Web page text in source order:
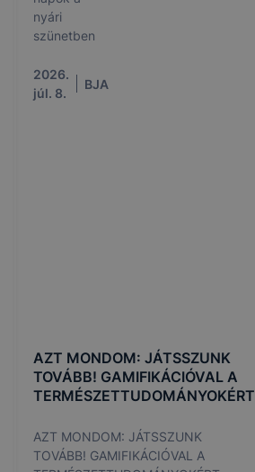
nyári
szünetben
2026.
júl. 8.
BJA
AZT MONDOM: JÁTSSZUNK
TOVÁBB! GAMIFIKÁCIÓVAL A
TERMÉSZETTUDOMÁNYOKÉRT
AZT MONDOM: JÁTSSZUNK
TOVÁBB! GAMIFIKÁCIÓVAL A